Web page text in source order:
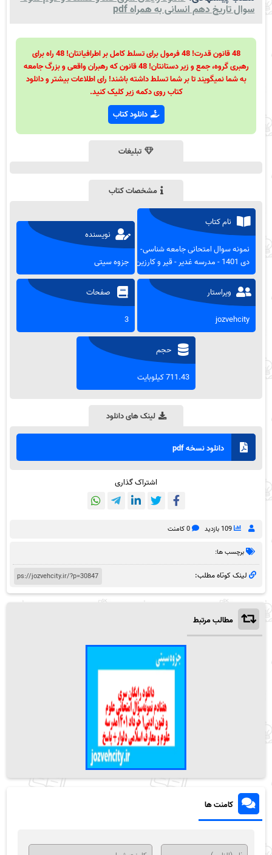
سوال تاریخ دهم انسانی به همراه pdf
48 قانون قدرت! 48 فرمول برای تسلط کامل بر اطرافیانتان! 48 راه برای
رهبری گروه، جمع و زیر دستانتان! 48 قانون که رهبران واقعی و بزرگ جامعه
به شما نمیگویند تا بر شما تسلط داشته باشند! رای اطلاعات بیشتر و دانلود
کتاب روی دکمه زیر کلیک کنید.
دانلود کتاب
تبلیغات
مشخصات کتاب
نام کتاب
نمونه سوال امتحانی جامعه شناسی-
دی 1401 - مدرسه غدیر - قیر و کارزین
نویسنده
جزوه سیتی
ویراستار
jozvehcity
صفحات
3
حجم
711.43 کیلوبایت
لینک های دانلود
دانلود نسخه pdf
اشتراک گذاری
109 بازدید 0 کامنت
برچسب ها:
لینک کوتاه مطلب:
مطالب مرتبط
کامنت ها